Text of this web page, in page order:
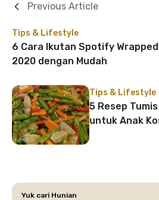
Tips & Lifestyle
6 Cara Ikutan Spotify Wrapped
2020 dengan Mudah
Previous Article
Tips & Lifestyle
5 Resep
untuk Anak
Yuk cari Hunian